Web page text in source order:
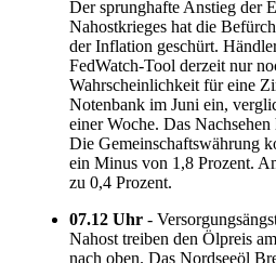
Der sprunghafte Anstieg der
Nahostkrieges hat die
der Inflation geschürt.
FedWatch-Tool derzeit nur
Wahrscheinlichkeit für eine
Notenbank im Juni ein,
einer Woche. Das
Die Gemeinschaftswährung
ein Minus von 1,8 Prozent.
zu 0,4 Prozent.
07.12 Uhr -
Nahost treiben den Ölpreis
nach oben. Das Nordseeöl